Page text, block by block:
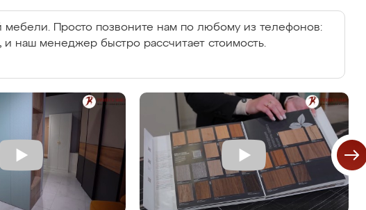
мебели. Просто позвоните нам по любому из телефонов:
, и наш менеджер быстро рассчитает стоимость.